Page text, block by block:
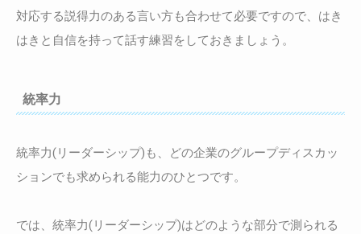
対応する説得力のある言い方も合わせて必要ですので、はき
はきと自信を持って話す練習をしておきましょう。
統率力
統率力(リーダーシップ)も、どの企業のグループディスカッ
ションでも求められる能力のひとつです。
では、統率力(リーダーシップ)はどのような部分で測られる